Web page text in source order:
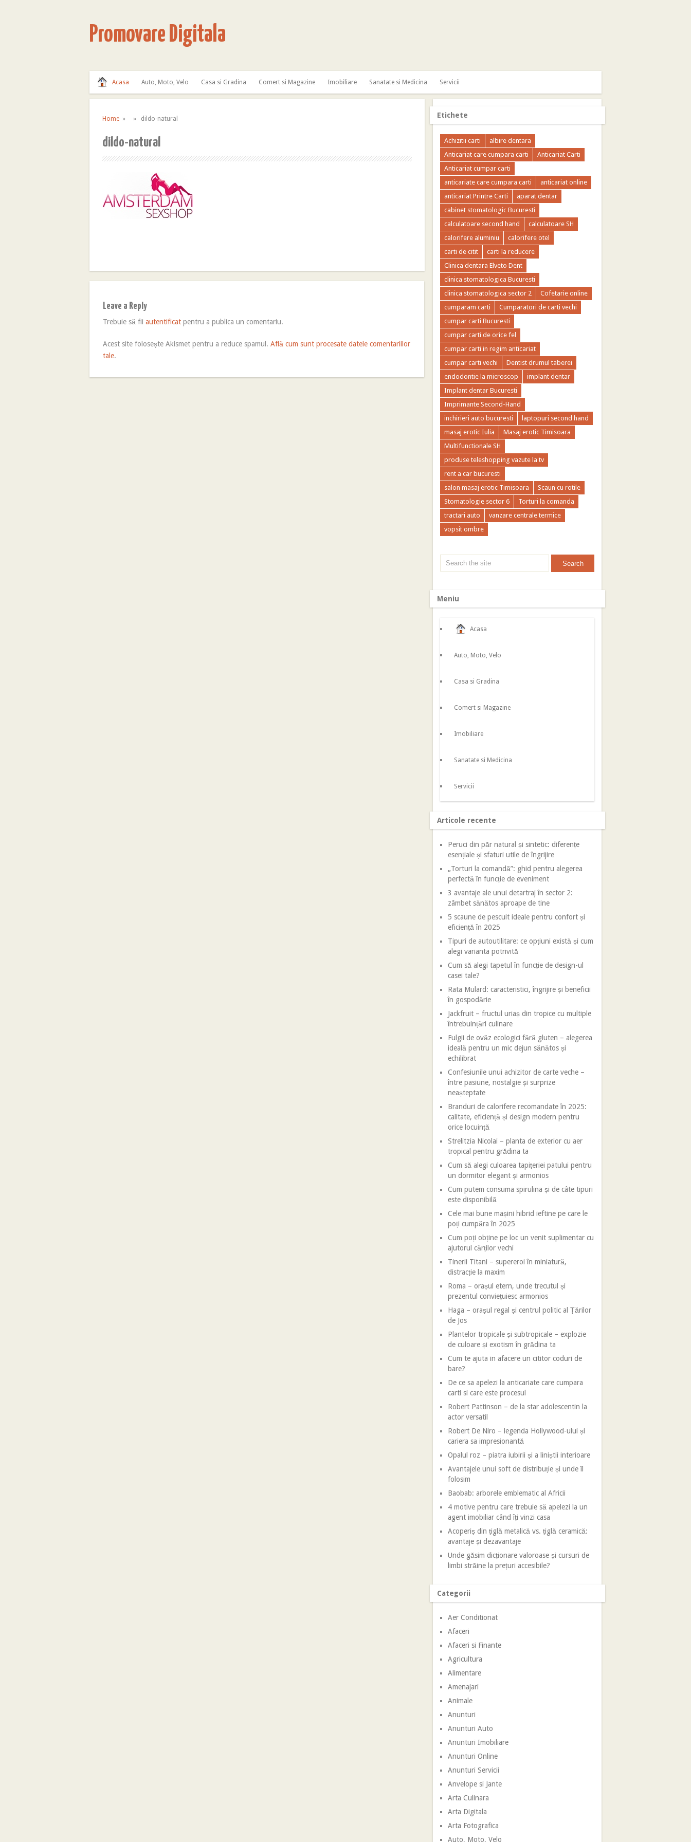
Promovare Digitala
Acasa Auto, Moto, Velo Casa si Gradina Comert si Magazine Imobiliare Sanatate si Medicina Servicii
Home » » dildo-natural
dildo-natural
Leave a Reply
Trebuie să fiiautentificat pentru a publica un comentariu.
Acest site folosește Akismet pentru a reduce spamul.Află cum sunt procesate datele comentariilor
tale.
Etichete
Achizitii carti
albire dentara
Anticariat care cumpara carti
Anticariat Carti
Anticariat cumpar carti
anticariate care cumpara carti
anticariat online
anticariat Printre Carti
aparat dentar
cabinet stomatologic Bucuresti
calculatoare second hand
calculatoare SH
calorifere aluminiu
calorifere otel
carti de citit
carti la reducere
Clinica dentara Elveto Dent
clinica stomatologica Bucuresti
clinica stomatologica sector 2
Cofetarie online
cumparam carti
Cumparatori de carti vechi
cumpar carti Bucuresti
cumpar carti de orice fel
cumpar carti in regim anticariat
cumpar carti vechi
Dentist drumul taberei
endodontie la microscop
implant dentar
Implant dentar Bucuresti
Imprimante Second-Hand
inchirieri auto bucuresti
laptopuri second hand
masaj erotic Iulia
Masaj erotic Timisoara
Multifunctionale SH
produse teleshopping vazute la tv
rent a car bucuresti
salon masaj erotic Timisoara
Scaun cu rotile
Stomatologie sector 6
Torturi la comanda
tractari auto
vanzare centrale termice
vopsit ombre
Meniu
Acasa
Auto, Moto, Velo
Casa si Gradina
Comert si Magazine
Imobiliare
Sanatate si Medicina
Servicii
Articole recente
Peruci din păr natural și sintetic: diferențe
esențiale și sfaturi utile de îngrijire
„Torturi la comandă”: ghid pentru alegerea
perfectă în funcție de eveniment
3 avantaje ale unui detartraj în sector 2:
zâmbet sănătos aproape de tine
5 scaune de pescuit ideale pentru confort și
eficiență în 2025
Tipuri de autoutilitare: ce opțiuni există și cum
alegi varianta potrivită
Cum să alegi tapetul în funcție de design-ul
casei tale?
Rata Mulard: caracteristici, îngrijire și beneficii
în gospodărie
Jackfruit – fructul uriaș din tropice cu multiple
întrebuințări culinare
Fulgii de ovăz ecologici fără gluten – alegerea
ideală pentru un mic dejun sănătos și
echilibrat
Confesiunile unui achizitor de carte veche –
între pasiune, nostalgie și surprize
neașteptate
Branduri de calorifere recomandate în 2025:
calitate, eficiență și design modern pentru
orice locuință
Strelitzia Nicolai – planta de exterior cu aer
tropical pentru grădina ta
Cum să alegi culoarea tapițeriei patului pentru
un dormitor elegant și armonios
Cum putem consuma spirulina și de câte tipuri
este disponibilă
Cele mai bune mașini hibrid ieftine pe care le
poți cumpăra în 2025
Cum poți obține pe loc un venit suplimentar cu
ajutorul cărților vechi
Tinerii Titani – supereroi în miniatură,
distracție la maxim
Roma – orașul etern, unde trecutul și
prezentul conviețuiesc armonios
Haga – orașul regal și centrul politic al Țărilor
de Jos
Plantelor tropicale și subtropicale – explozie
de culoare și exotism în grădina ta
Cum te ajuta in afacere un cititor coduri de
bare?
De ce sa apelezi la anticariate care cumpara
carti si care este procesul
Robert Pattinson – de la star adolescentin la
actor versatil
Robert De Niro – legenda Hollywood-ului și
cariera sa impresionantă
Opalul roz – piatra iubirii și a liniștii interioare
Avantajele unui soft de distribuție și unde îl
folosim
Baobab: arborele emblematic al Africii
4 motive pentru care trebuie să apelezi la un
agent imobiliar când îți vinzi casa
Acoperiș din țiglă metalică vs. țiglă ceramică:
avantaje și dezavantaje
Unde găsim dicționare valoroase și cursuri de
limbi străine la prețuri accesibile?
Categorii
Aer Conditionat
Afaceri
Afaceri si Finante
Agricultura
Alimentare
Amenajari
Animale
Anunturi
Anunturi Auto
Anunturi Imobiliare
Anunturi Online
Anunturi Servicii
Anvelope si Jante
Arta Culinara
Arta Digitala
Arta Fotografica
Auto, Moto, Velo